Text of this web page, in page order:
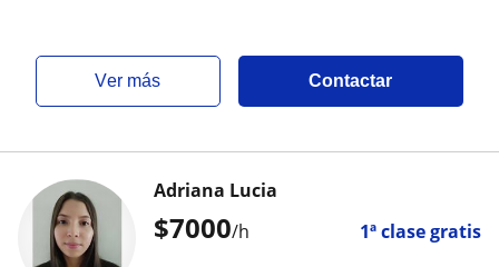
ver más Contactar
$7000/h 1ª clase gratis
Adriana Lucia